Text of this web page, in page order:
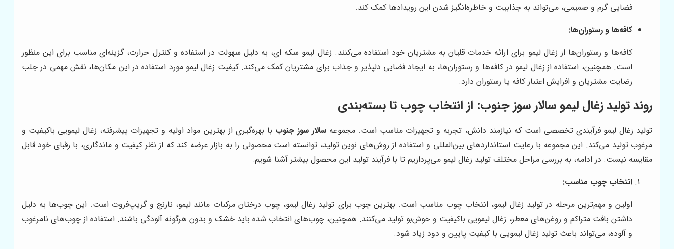
فضایی گرم و صمیمی، می‌تواند به جذابیت و خاطره‌انگیز شدن این رویدادها کمک کند.
کافه‌ها و رستوران‌ها:
کافه‌ها و رستوران‌ها از زغال لیمو برای ارائه خدمات قلیان به مشتریان خود استفاده می‌کنند. زغال لیمو سکه ای، به دلیل سهولت در استفاده و کنترل حرارت، گزینه‌ای مناسب برای این منظور
است. همچنین، استفاده از زغال لیمو در کافه‌ها و رستوران‌ها، به ایجاد فضایی دلپذیر و جذاب برای مشتریان کمک می‌کند. کیفیت زغال لیمو مورد استفاده در این مکان‌ها، نقش مهمی در جلب
رضایت مشتریان و افزایش اعتبار کافه یا رستوران دارد.
روند تولید زغال لیمو سالار سوز جنوب: از انتخاب چوب تا بسته‌بندی
تولید زغال لیمو فرآیندی تخصصی است که نیازمند دانش، تجربه و تجهیزات مناسب است. مجموعه سالار سوز جنوب با بهره‌گیری از بهترین مواد اولیه و تجهیزات پیشرفته، زغال لیمویی باکیفیت و
مرغوب تولید می‌کند. این مجموعه با رعایت استانداردهای بین‌المللی و استفاده از روش‌های نوین تولید، توانسته است محصولی را به بازار عرضه کند که از نظر کیفیت و ماندگاری، با رقبای خود قابل
مقایسه نیست. در ادامه، به بررسی مراحل مختلف تولید زغال لیمو می‌پردازیم تا با فرآیند تولید این محصول بیشتر آشنا شویم:
انتخاب چوب مناسب:
اولین و مهم‌ترین مرحله در تولید زغال لیمو، انتخاب چوب مناسب است. بهترین چوب برای تولید زغال لیمو، چوب درختان مرکبات مانند لیمو، نارنج و گریپ‌فروت است. این چوب‌ها به دلیل
داشتن بافت متراکم و روغن‌های معطر، زغال لیمویی باکیفیت و خوش‌بو تولید می‌کنند. همچنین، چوب‌های انتخاب شده باید خشک و بدون هرگونه آلودگی باشند. استفاده از چوب‌های نامرغوب
و آلوده، می‌تواند باعث تولید زغال لیمویی با کیفیت پایین و دود زیاد شود.